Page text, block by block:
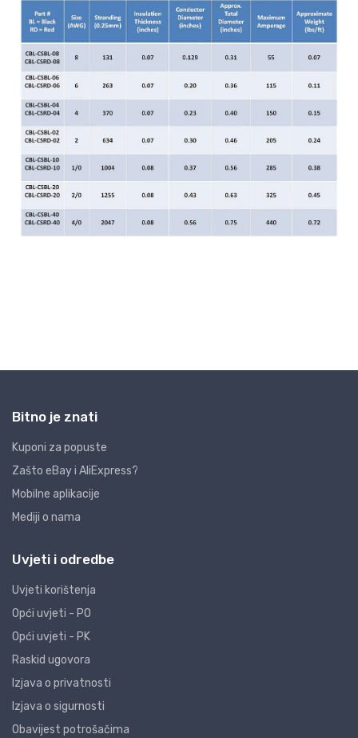
Bitno je znati
Kuponi za popuste
Zašto eBay i AliExpress?
Mobilne aplikacije
Mediji o nama
Uvjeti i odredbe
Uvjeti korištenja
Opći uvjeti - PO
Opći uvjeti - PK
Raskid ugovora
Izjava o privatnosti
Izjava o sigurnosti
Obavijest potrošačima